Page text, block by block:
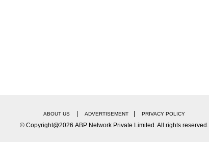
ABOUT US ADVERTISEMENT PRIVACY POLICY
© Copyright@2026.ABP Network Private Limited. All rights reserved.